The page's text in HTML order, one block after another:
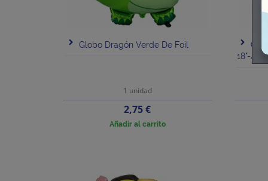
Globo Dragón Verde De Foil
1 unidad
Precio
2,75 €
Añadir al carrito
18"-